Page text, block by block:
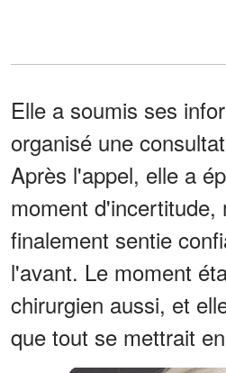
Elle a soumis ses
organisé une
Après l'appel, elle a
moment d'incertitude,
finalement sentie
l'avant. Le moment
chirurgien aussi, et
que tout se mettrait